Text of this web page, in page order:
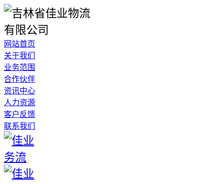
网站首页
关于我们
业务范围
合作伙伴
资讯中心
人力资源
客户反馈
联系我们